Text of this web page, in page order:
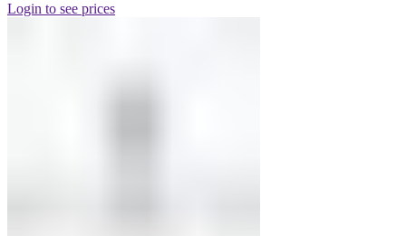
Login to see prices